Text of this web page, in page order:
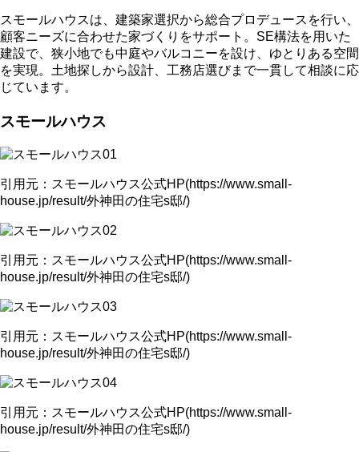
スモールハウスは、建築家選択から総合プロデュースを行い、
顧客ニーズに合わせた家づくりをサポート。SE構法を用いた
建設で、狭小地でも中庭やバルコニーを設け、ゆとりある空間
を実現。土地探しから設計、工務店選びまで一貫して相談に応
じています。
スモールハウス
引用元：スモールハウス公式HP(https://www.small-
house.jp/result/外神田の住宅s邸/)
引用元：スモールハウス公式HP(https://www.small-
house.jp/result/外神田の住宅s邸/)
引用元：スモールハウス公式HP(https://www.small-
house.jp/result/外神田の住宅s邸/)
引用元：スモールハウス公式HP(https://www.small-
house.jp/result/外神田の住宅s邸/)